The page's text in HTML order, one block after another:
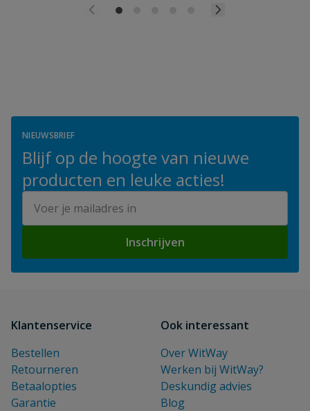
NIEUWSBRIEF
Blijf op de hoogte van nieuwe
producten en leuke acties!
Inschrijven
Klantenservice
Bestellen
Retourneren
Betaalopties
Garantie
Ook interessant
Over WitWay
Werken bij WitWay?
Deskundig advies
Blog